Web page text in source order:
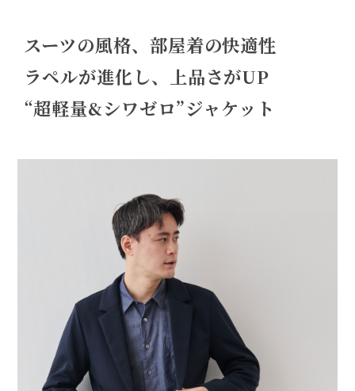
スーツの風格、部屋着の快適性
ラペルが進化し、上品さがUP
“超軽量&シワゼロ”ジャケット